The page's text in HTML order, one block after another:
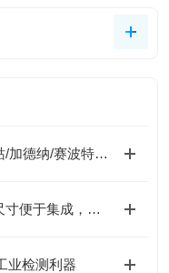
药典/化工专用 彩谱色度分析仪 | 铂钴/加德纳/赛波特全支持 | 1.5秒快测
日本SSD离子发生器CABX1600LW尺寸便于集成，灵活配置与汽车工业应用
业检测利器